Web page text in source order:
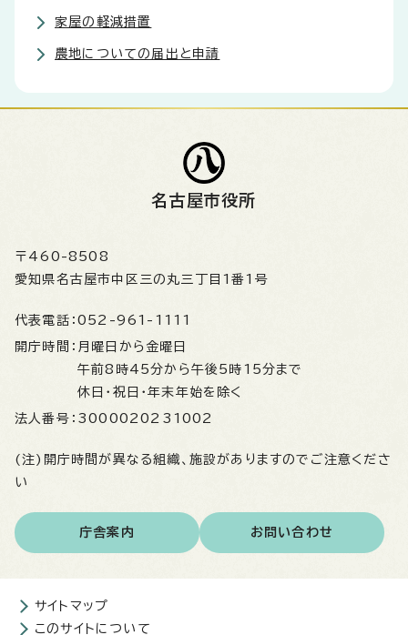
家屋の軽減措置
農地についての届出と申請
名古屋市役所
〒460-8508
愛知県名古屋市中区三の丸三丁目1番1号
代表電話： 052-961-1111
開庁時間： 月曜日から金曜日
午前8時45分から午後5時15分まで
休日・祝日・年末年始を除く
法人番号： 3000020231002
(注)開庁時間が異なる組織、施設がありますのでご注意くださ
い
庁舎案内 お問い合わせ
サイトマップ
このサイトについて